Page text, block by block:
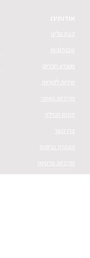
אודותינו
קצת עלינו
טכנולוגיות
מועדון חברים
שירות לקוחות
מדיניות האתר
תקנון הגרלה
צרו קשר
הצהרת נגישות
מדיניות פרטיות